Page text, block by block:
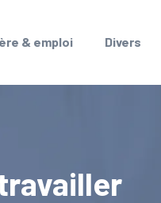
& emploi Divers